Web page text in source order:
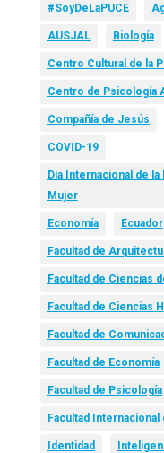
#SoyDeLaPUCE
AUSJAL Biología
Centro Cultural de la
Centro de Psicología
Compañía de Jesús
COVID-19
Día Internacional de
Mujer
Economía Ecuador
Facultad de
Facultad de Ciencias
Facultad de Ciencias
Facultad de
Facultad de Economía
Facultad de Psicología
Facultad
Identidad